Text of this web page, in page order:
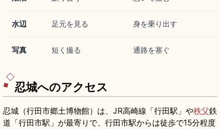
水辺 足元を見る 身を乗り出す
写真 短く撮る 通路を塞ぐ
忍城へのアクセス
忍城（行田市郷土博物館）は、JR高崎線「行田駅」や秩父鉄
道「行田市駅」が最寄りで、行田市駅からは徒歩で15分程度